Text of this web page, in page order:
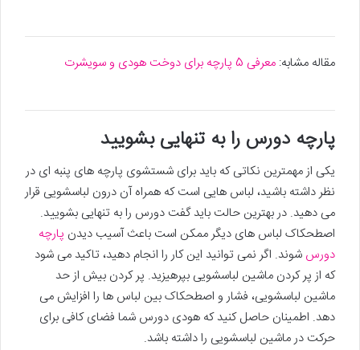
مقاله مشابه: معرفی 5 پارچه برای دوخت هودی و سویشرت
پارچه دورس را به تنهایی بشویید
یکی از مهمترین نکاتی که باید برای شستشوی پارچه های پنبه ای در
نظر داشته باشید، لباس هایی است که همراه آن درون لباسشویی قرار
می دهید. در بهترین حالت باید گفت دورس را به تنهایی بشویید.
اصطحکاک لباس های دیگر ممکن است باعث آسیب دیدن پارچه
دورس شوند. اگر نمی توانید این کار را انجام دهید، تاکید می شود
که از پر کردن ماشین لباسشویی بپرهیزید. پر کردن بیش از حد
ماشین لباسشویی، فشار و اصطحکاک بین لباس ها را افزایش می
دهد. اطمینان حاصل کنید که هودی دورس شما فضای کافی برای
حرکت در ماشین لباسشویی را داشته باشد.